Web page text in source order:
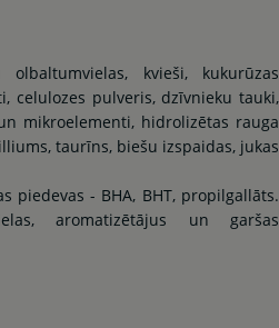
kvieši, kukurūzas
celulozes pulveris, dzīvnieku tauki,
mikroelementi, hidrolizētas rauga
taurīns, biešu izspaidas, jukas
piedevas - BHA, BHT, propilgallāts.
aromatizētājus un garšas